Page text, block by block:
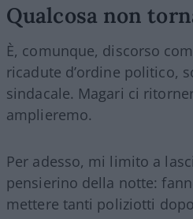
Qualcosa non
È, comunque, discorso
ricadute d’ordine politico,
sindacale. Magari ci
amplieremo.
Per adesso, mi limito a
pensierino della notte:
mettere tanti poliziotti